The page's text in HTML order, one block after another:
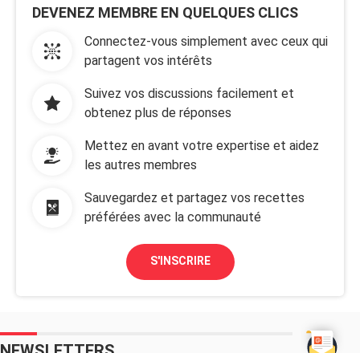
DEVENEZ MEMBRE EN QUELQUES CLICS
Connectez-vous simplement avec ceux qui
partagent vos intérêts
Suivez vos discussions facilement et
obtenez plus de réponses
Mettez en avant votre expertise et aidez
les autres membres
Sauvegardez et partagez vos recettes
préférées avec la communauté
S'INSCRIRE